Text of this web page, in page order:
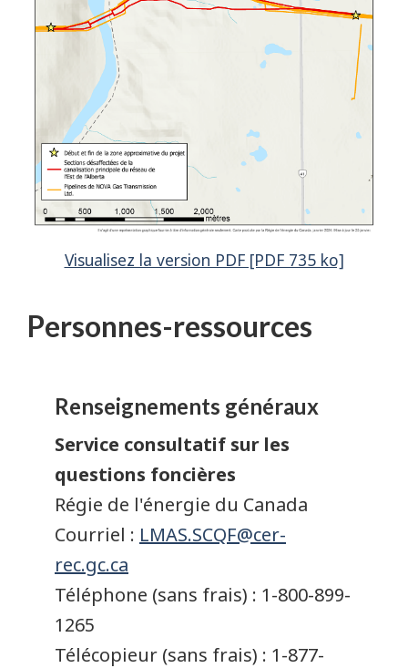
Visualisez la version PDF [PDF 735 ko]
Personnes-ressources
Renseignements généraux
Service consultatif sur les
questions foncières
Régie de l'énergie du Canada
Courriel : LMAS.SCQF@cer-
rec.gc.ca
Téléphone (sans frais) : 1-800-899-
1265
Télécopieur (sans frais) : 1-877-